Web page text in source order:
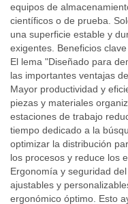
equipos de
científicos o de prueba.
una superficie estable y
exigentes. Beneficios
El lema "Diseñado para
las importantes ventajas
Mayor productividad y
piezas y materiales
estaciones de trabajo
tiempo dedicado a la
optimizar la distribución
los procesos y reduce los
Ergonomía y seguridad
ajustables y
ergonómico óptimo. Esto